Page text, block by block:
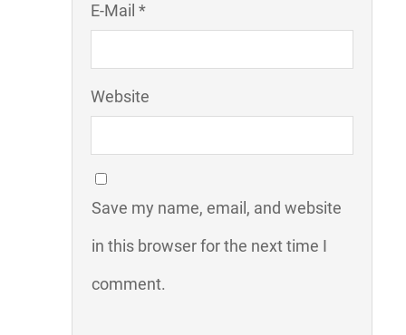
E-Mail *
Website
Save my name, email, and website
in this browser for the next time I
comment.